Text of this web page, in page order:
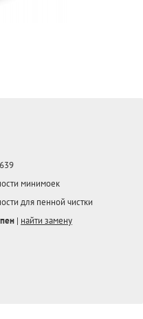
минимоек
для пенной чистки
| найти замену